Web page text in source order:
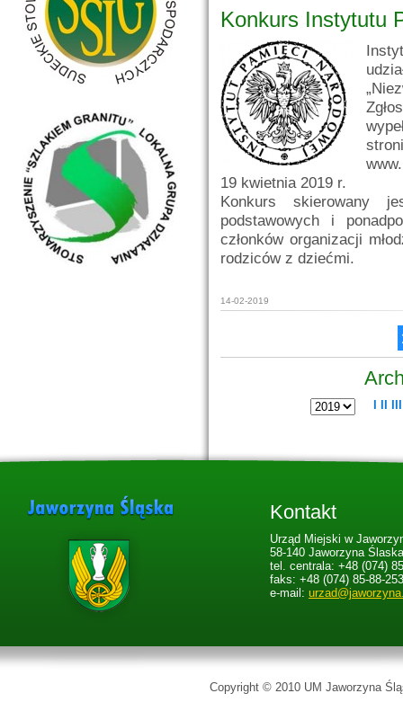
Konkurs Instytutu
19 kwietnia 2019 r.
Konkurs skierowany
podstawowych i
członków organizacji
rodziców z dziećmi.
14-02-2019
Kontakt
Urząd Miejski w
58-140 Jaworzyna
tel. centrala: +48 (074)
faks: +48 (074) 85-88-253
e-mail:
Copyright © 2010 UM Jaworzyna